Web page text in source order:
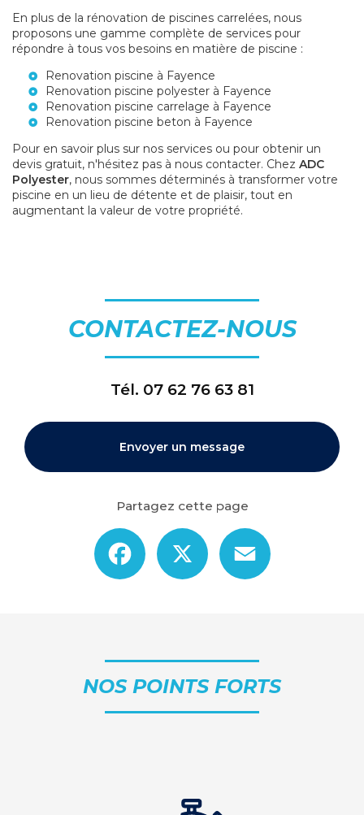
En plus de la rénovation de piscines carrelées, nous
proposons une gamme complète de services pour
répondre à tous vos besoins en matière de piscine :
Renovation piscine à Fayence
Renovation piscine polyester à Fayence
Renovation piscine carrelage à Fayence
Renovation piscine beton à Fayence
Pour en savoir plus sur nos services ou pour obtenir un
devis gratuit, n'hésitez pas à nous contacter. Chez ADC
Polyester, nous sommes déterminés à transformer votre
piscine en un lieu de détente et de plaisir, tout en
augmentant la valeur de votre propriété.
CONTACTEZ-NOUS
Tél. 07 62 76 63 81
Envoyer un message
Partagez cette page
Facebook
NOS POINTS FORTS